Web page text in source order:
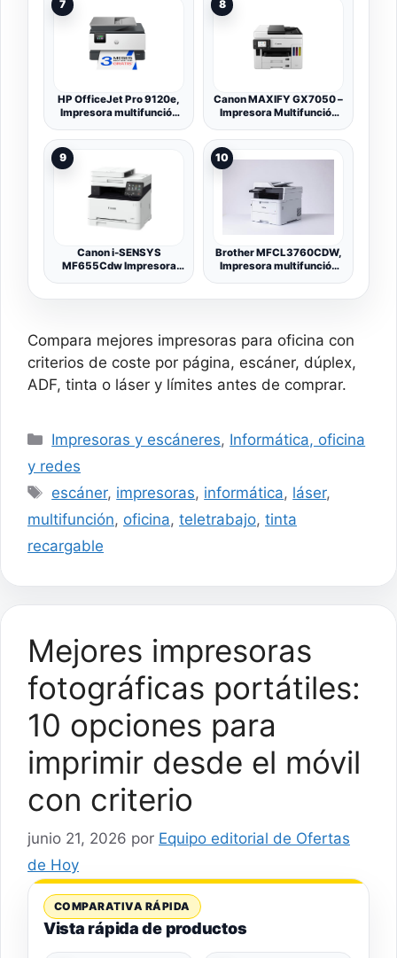
Escaner, Copiadora, Wi-
Fi, Smart App, Blanca y
Gris Oscuro
7
HP OfficeJet Pro 9120e,
Impresora multifunción
de Tinta A4 a Color,
Copia, escáner, fax, Wi-
Fi, impresión a Doble Cara
automática, 22 ppm, 3
Meses Instant Ink, Gris
8
Canon MAXIFY GX7050 –
Impresora Multifunción
Copiadora, Escáner, Fax
A4 | Casa y Oficina | Wi-
9
Canon i-SENSYS
MF655Cdw Impresora
Doble Cara Automática
10
Brother MFCL3760CDW,
Impresora multifunción
Doble Cara
Compara mejores impresoras para oficina con
criterios de coste por página, escáner, dúplex,
ADF, tinta o láser y límites antes de comprar.
Categorías
Impresoras y escáneres, Informática, oficina
y redes
Etiquetas
escáner, impresoras, informática, láser,
multifunción, oficina, teletrabajo, tinta
recargable
Mejores impresoras
fotográficas portátiles:
10 opciones para
imprimir desde el móvil
con criterio
junio 21, 2026 por Equipo editorial de Ofertas
de Hoy
COMPARATIVA RÁPIDA
Vista rápida de productos